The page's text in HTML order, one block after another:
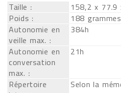
Taille :
158,2 x 77.9
Poids :
188 grammes
Autonomie en
veille max. :
384h
Autonomie en
conversation
max. :
21h
Répertoire
Selon la